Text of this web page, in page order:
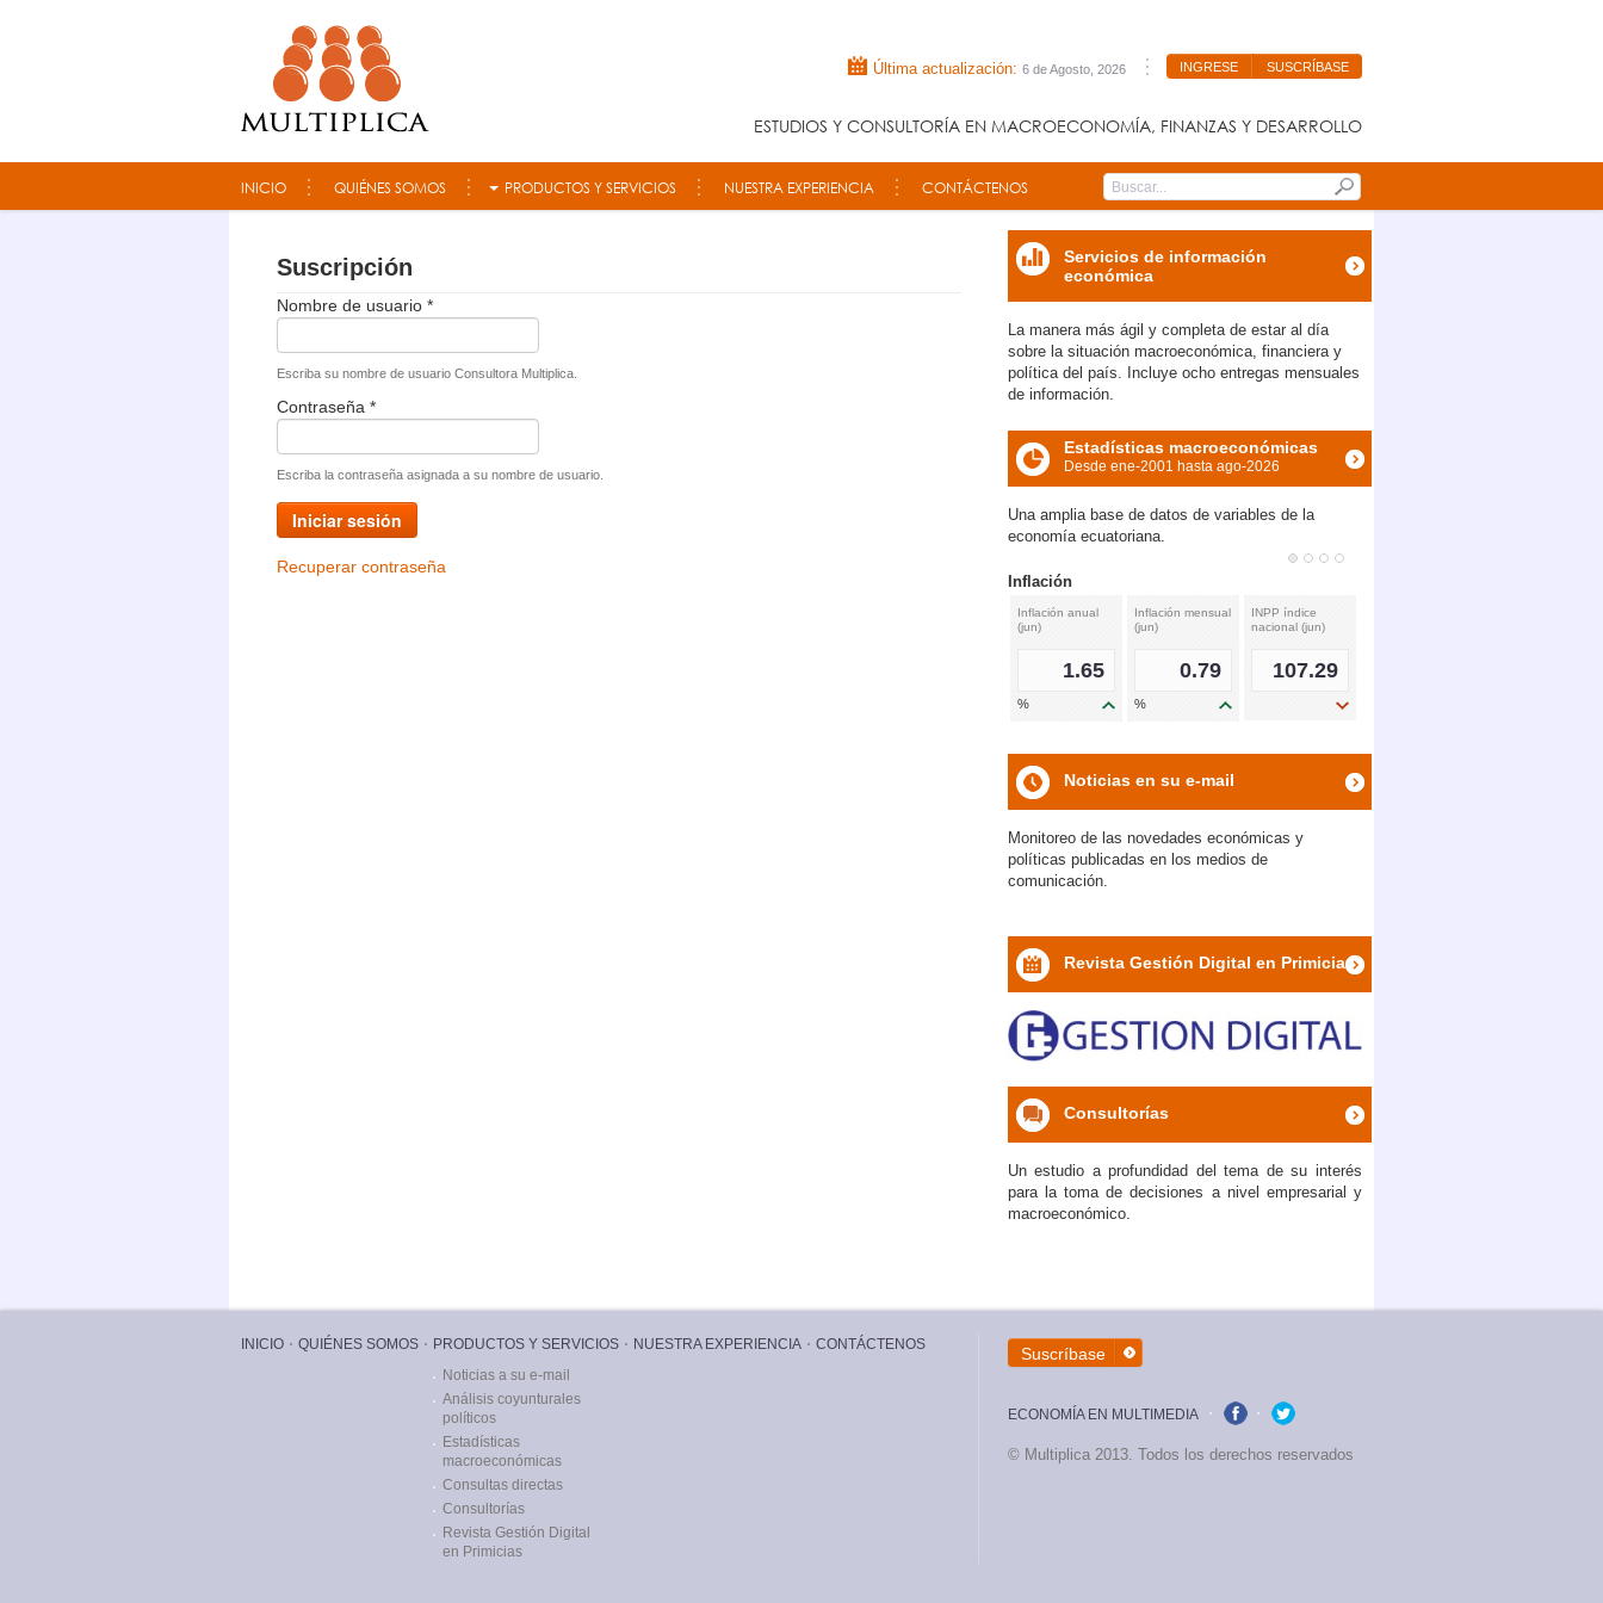
Última actualización: 6 de Agosto, 2026 INGRESE SUSCRÍBASE
ESTUDIOS Y CONSULTORÍA EN MACROECONOMÍA, FINANZAS Y DESARROLLO
INICIO QUIÉNES SOMOS PRODUCTOS Y SERVICIOS NUESTRA EXPERIENCIA CONTÁCTENOS
Submit
Suscripción
Nombre de usuario *
Escriba su nombre de usuario Consultora Multiplica.
Contraseña *
Escriba la contraseña asignada a su nombre de usuario.
Iniciar sesión
Recuperar contraseña
Servicios de información
económica
La manera más ágil y completa de estar al día
sobre la situación macroeconómica, financiera y
política del país. Incluye ocho entregas mensuales
de información.
icon
Estadísticas macroeconómicas
Desde ene-2001 hasta ago-2026
Una amplia base de datos de variables de la
economía ecuatoriana.
Inflación
Inflación anual
(jun)
1.65
%
Inflación mensual
(jun)
0.79
%
INPP índice
nacional (jun)
107.29
icon
Noticias en su e-mail
Monitoreo de las novedades económicas y
políticas publicadas en los medios de
comunicación.
icon
Revista Gestión Digital en Primicias
icon
Consultorías
Un estudio a profundidad del tema de su interés
para la toma de decisiones a nivel empresarial y
macroeconómico.
INICIO QUIÉNES SOMOS
PRODUCTOS Y SERVICIOS
Noticias a su e-mail
Análisis coyunturales
políticos
Estadísticas
macroeconómicas
Consultas directas
Consultorías
Revista Gestión Digital
en Primicias
NUESTRA EXPERIENCIA CONTÁCTENOS Suscríbase
ECONOMÍA EN MULTIMEDIA
© Multiplica 2013. Todos los derechos reservados